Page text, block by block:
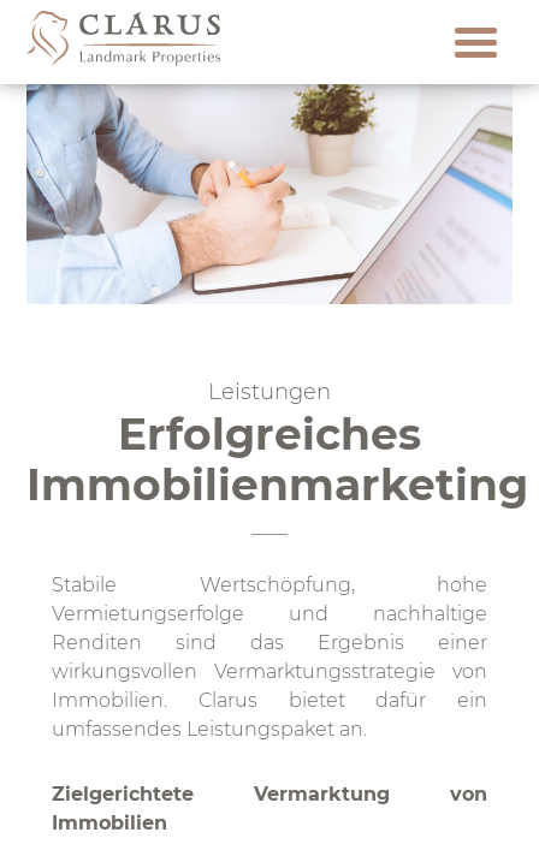
Skip
content
Leistungen
Erfolgreiches
Immobilienmarketing
Stabile Wertschöpfung, hohe
Vermietungserfolge und nachhaltige
Renditen sind das Ergebnis einer
wirkungsvollen Vermarktungsstrategie von
Immobilien. Clarus bietet dafür ein
umfassendes Leistungspaket an.
Zielgerichtete Vermarktung von
Immobilien